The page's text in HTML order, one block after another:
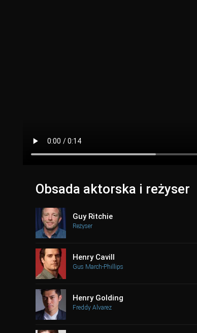
Obsada aktorska i reżyser
Guy Ritchie
Reżyser
Henry Cavill
Gus March-Phillips
Henry Golding
Freddy Alvarez